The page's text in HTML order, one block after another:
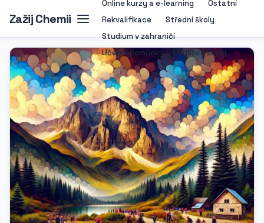
Zažij Chemii
Online kurzy a e-learning
Ostatní
Rekvalifikace
Střední školy
Studium v zahraničí
Učební pomůcky
Vysoké školy